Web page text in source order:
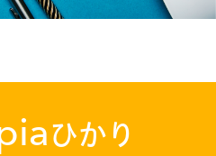
ひかり